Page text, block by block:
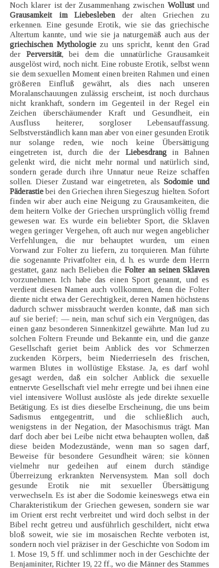
Noch klarer ist der Zusammenhang zwischen Wollustund
Grausamkeit im Liebeslebender alten Griechen zu
erkennen. Eine gesunde Erotik, wie sie das griechische
Altertum kannte, und wie sie ja naturgemäß auch aus der
griechischen Mythologiezu uns spricht, kennt den Grad
der Perversität, bei dem die unnatürliche Grausamkeit
ausgelöst wird, noch nicht. Eine robuste Erotik, selbst wenn
sie dem sexuellen Moment einen breiten Rahmen und einen
größeren Einfluß gewährt, als dies nach unseren
Moralanschauungen zulässig erscheint, ist noch durchaus
nicht krankhaft, sondern im Gegenteil in der Regel ein
Zeichen überschäumender Kraft und Gesundheit, ein
Ausfluss heiterer, sorgloser Lebensauffassung.
Selbstverständlich kann man aber von einer gesunden Erotik
nur solange reden, wie noch keine Übersättigung
eingetreten ist, durch die der Liebesdrangin Bahnen
gelenkt wird, die nicht mehr normal und natürlich sind,
sondern gerade durch ihre Unnatur neue Reize schaffen
sollen. Dieser Zustand war eingetreten, als Sodomie und
Päderastiebei den Griechen ihren Siegeszug hielten. Sofort
finden wir aber auch eine Neigung zu Grausamkeiten, die
dem heitern Volke der Griechen ursprünglich völlig fremd
gewesen war. Es wurde ein beliebter Sport, die Sklaven
wegen geringer Vergehen, oft auch nur wegen angeblicher
Verfehlungen, die nur behauptet wurden, um einen
Vorwand zur Folter zu liefern, zu torquieren. Man führte
die sogenannte Privatfolter ein, d. h. es wurde dem Herrn
gestattet, ganz nach Belieben dieFolter an seinen Sklaven
vorzunehmen. Ich habe das einen Sport genannt, und es
verdient diesen Namen auch vollkommen, denn die Folter
diente nicht etwa der Gerechtigkeit, deren Namen höchstens
dadurch schwer missbraucht werden konnte, daß man sich
auf sie berief; — nein, man schuf sich ein Vergnügen, das
einen ganz besonderen Sinnenkitzel gewährte. Man lud zu
solchen Foltern Freunde und Bekannte ein, und die ganze
Gesellschaft geriet beim Anblick des vor Schmerzen
zuckenden Körpers, beim Niederrieseln des frischen,
warmen Blutes in wollüstige Ekstase. Ja, es darf wohl
gesagt werden, daß ein solcher Anblick die sexuelle
entnervte Gesellschaft viel mehr erregte und bei ihnen eine
viel intensivere Wollust auslöste als jede direkte sexuelle
Betätigung. Es ist dies dieselbe Erscheinung, die uns beim
Sadismus entgegentritt, und die schließlich auch,
wenigstens in der Negation, der Masochismus trägt. Man
darf doch aber bei Leibe nicht etwa behaupten wollen, daß
diese beiden Modezustände, wenn man so sagen darf,
Beweise für besondere Gesundheit wären; sie können
vielmehr nur gedeihen auf einem durch ständige
Überreizung erkrankten Nervensystem. Man soll doch
gesunde Erotik nie mit sexueller Übersättigung
verwechseln. Es ist aber die Sodomie keineswegs etwa ein
Charakteristikum der Griechen gewesen, sondern sie war
im Orient erst recht verbreitet und wird doch selbst in der
Bibel recht getreu und ausführlich geschildert, nicht etwa
bloß soweit, wie sie im mosaischen Rechte verboten ist,
sondern noch viel präziser in der Geschichte von Sodom im
1. Mose 19, 5 ff. und schlimmer noch in der Geschichte der
Benjaminiter, Richter 19, 22 ff., wo die Männer des Stammes